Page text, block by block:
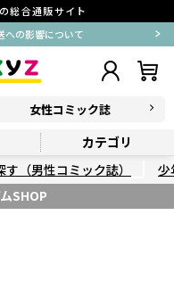
総合通販サイト
への影響について
女性コミック誌
カテゴリ
（男性コミック誌）
少
SHOP